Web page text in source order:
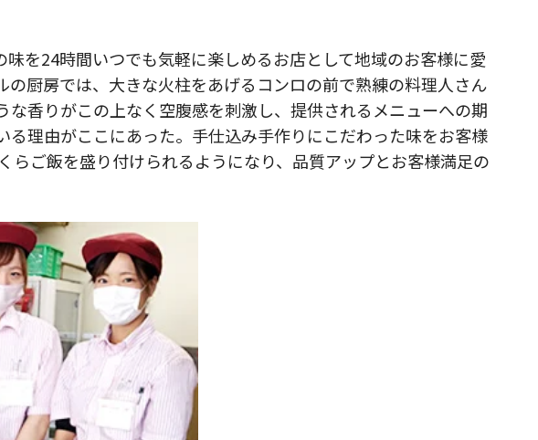
を24時間いつでも気軽に楽しめるお店として地域のお客様に愛
厨房では、大きな火柱をあげるコンロの前で熟練の料理人さん
香りがこの上なく空腹感を刺激し、提供されるメニューへの期
理由がここにあった。手仕込み手作りにこだわった味をお客様
ご飯を盛り付けられるようになり、品質アップとお客様満足の